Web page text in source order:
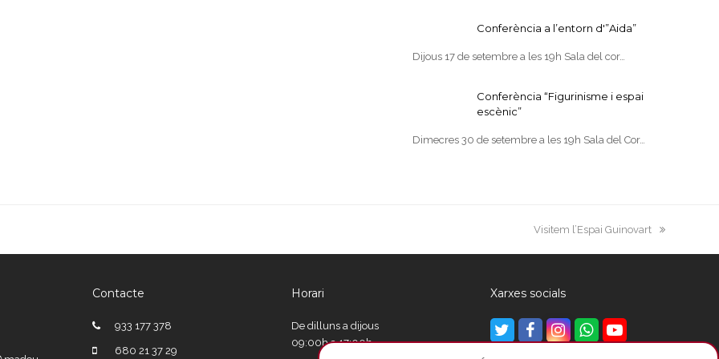
Conferència a l’entorn d'”Aida”
Dijous 17 de setembre a les 19h Sala del cor…
Conferència “Figurinisme i espai
escènic”
Dimecres 30 de setembre a les 19h Sala del Cor…
next
Visitem l’Espai Guinovart
Contacte
933 177 378
680 21 37 29
Horari
De dilluns a dijous
09:00h a 17:00h
Xarxes socials
Twitter
Facebook
Instagram
Whatsapp
Youtube